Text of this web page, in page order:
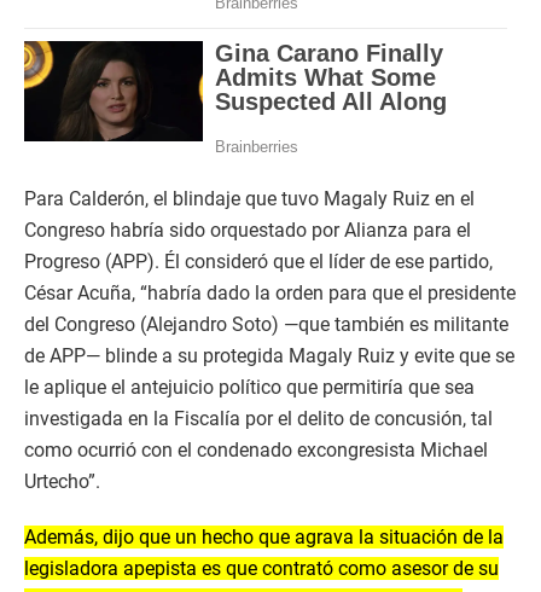
Para Calderón, el blindaje que tuvo Magaly Ruiz en el
Congreso habría sido orquestado por Alianza para el
Progreso (APP). Él consideró que el líder de ese partido,
César Acuña, “habría dado la orden para que el presidente
del Congreso (Alejandro Soto) —que también es militante
de APP— blinde a su protegida Magaly Ruiz y evite que se
le aplique el antejuicio político que permitiría que sea
investigada en la Fiscalía por el delito de concusión, tal
como ocurrió con el condenado excongresista Michael
Urtecho”.
Además, dijo que un hecho que agrava la situación de la
legisladora apepista es que contrató como asesor de su